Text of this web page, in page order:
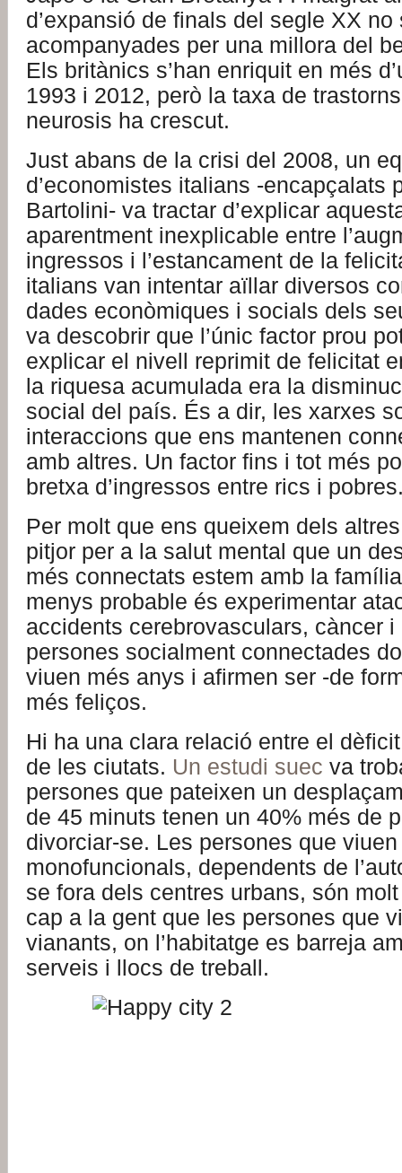
d’expansió de finals del segle XX no
acompanyades per una millora del
Els britànics s’han enriquit en més
1993 i 2012, però la taxa de
neurosis ha crescut.
Just abans de la crisi del 2008, un
d’economistes italians -encapçalats
Bartolini- va tractar d’explicar
aparentment inexplicable entre
ingressos i l’estancament de la
italians van intentar aïllar diversos
dades econòmiques i socials dels
va descobrir que l’únic factor prou
explicar el nivell reprimit de felicitat
la riquesa acumulada era la
social del país. És a dir, les xarxes
interaccions que ens mantenen
amb altres. Un factor fins i tot més
bretxa d’ingressos entre rics i
Per molt que ens queixem dels
pitjor per a la salut mental que un
més connectats estem amb la
menys probable és experimentar
accidents cerebrovasculars, càncer
persones socialment connectades
viuen més anys i afirmen ser -de
més feliços.
Hi ha una clara relació entre el
de les ciutats. Un estudi suec va
persones que pateixen un
de 45 minuts tenen un 40% més de
divorciar-se. Les persones que
monofuncionals, dependents de
se fora dels centres urbans, són
cap a la gent que les persones que
vianants, on l’habitatge es barreja
serveis i llocs de treball.